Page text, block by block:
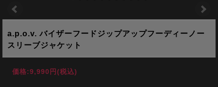
a.p.o.v. バイザーフードジップアップフーディーノー
スリーブジャケット
価格:9,990円(税込)